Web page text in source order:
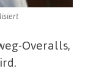
Overalls,